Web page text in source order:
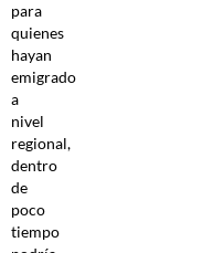
para
quienes
hayan
emigrado
a
nivel
regional,
dentro
de
poco
tiempo